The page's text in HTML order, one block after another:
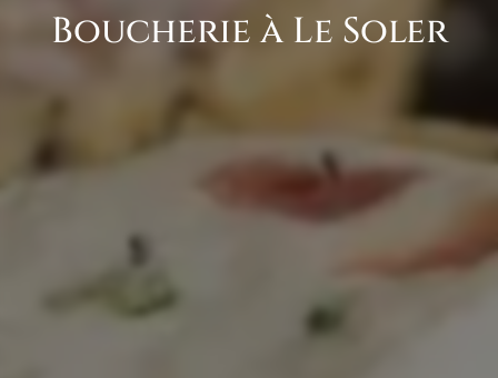
Boucherie à Le Soler